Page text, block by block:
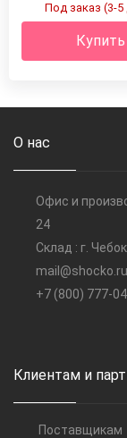
Под заказ (3-5
Купить
О нас
Офис и
24
Склад : г.
mail@shocko.ru
+7 (800) 777-
Клиентам и
Поставщикам